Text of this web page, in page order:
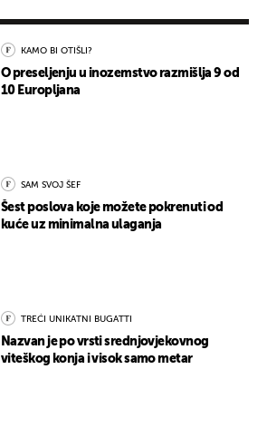
KAMO BI OTIŠLI?
O preseljenju u inozemstvo razmišlja 9 od
10 Europljana
SAM SVOJ ŠEF
Šest poslova koje možete pokrenuti od
kuće uz minimalna ulaganja
TREĆI UNIKATNI BUGATTI
Nazvan je po vrsti srednjovjekovnog
viteškog konja i visok samo metar